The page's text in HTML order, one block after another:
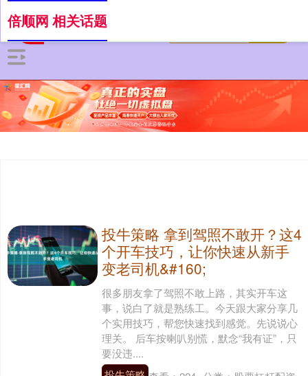
倍顺网 相关话题
投牛策略 拿到驾照不敢开？这4
个开车技巧，让你快速从新手
变老司机&#160;
很多朋友拿了驾照不敢上路，其实开车这
事，说白了就是熟练工。今天跟大家分享几
个实用技巧，帮您快速找到感觉。先说说心
理关。 后车按喇叭别慌，默念“我有证”，只
要没违....